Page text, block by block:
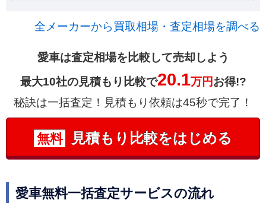
全メーカーから買取相場・査定相場を調べる
愛車は査定相場を比較して売却しよう
最大10社の見積もり比較で20.1万円お得!?
秘訣は一括査定！見積もり依頼は45秒で完了！
無料 見積もり比較をはじめる
愛車無料一括査定サービスの流れ